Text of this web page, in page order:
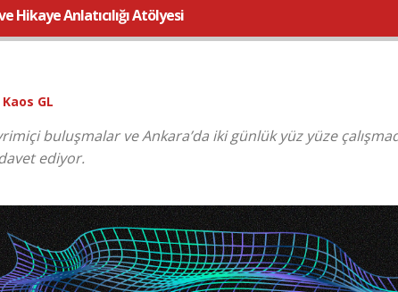
Hikaye Anlatıcılığı Atölyesi
Kaos GL
buluşmalar ve Ankara’da iki günlük yüz yüze
davet ediyor.